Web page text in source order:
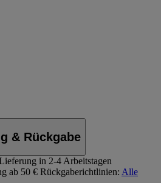
& Rückgabe
in 2-4 Arbeitstagen
ab 50 € Rückgaberichtlinien: Alle